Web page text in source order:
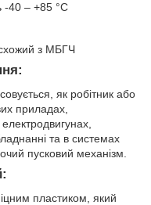
-40 – +85 °С
з МБГЧ
як робітник або
приладах,
та в системах
пусковий механізм.
пластиком, який